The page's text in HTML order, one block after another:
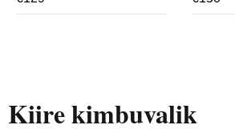
Kiire kimbuvalik